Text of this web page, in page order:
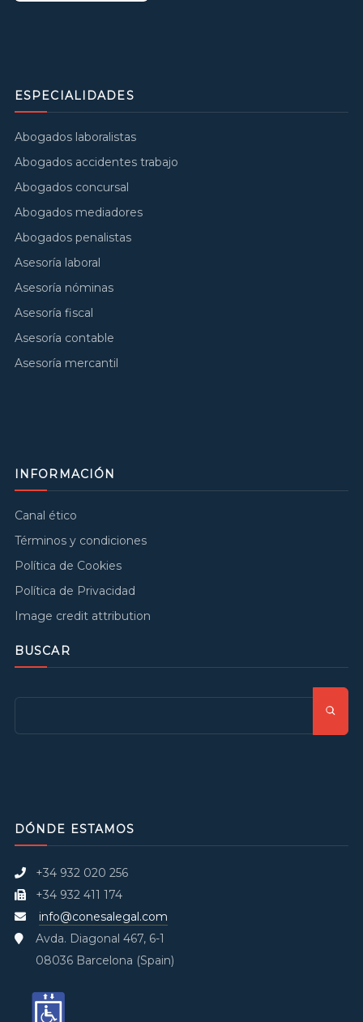
ESPECIALIDADES
Abogados laboralistas
Abogados accidentes trabajo
Abogados concursal
Abogados mediadores
Abogados penalistas
Asesoría laboral
Asesoría nóminas
Asesoría fiscal
Asesoría contable
Asesoría mercantil
INFORMACIÓN
Canal ético
Términos y condiciones
Política de Cookies
Política de Privacidad
Image credit attribution
BUSCAR
DÓNDE ESTAMOS
+34 932 020 256
+34 932 411 174
info@conesalegal.com
Avda. Diagonal 467, 6-1
08036 Barcelona (Spain)